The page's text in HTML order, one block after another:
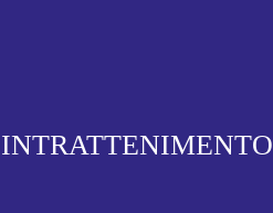
INTRATTENIMENTO